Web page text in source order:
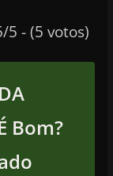
5 - (5 votos)
Bom?